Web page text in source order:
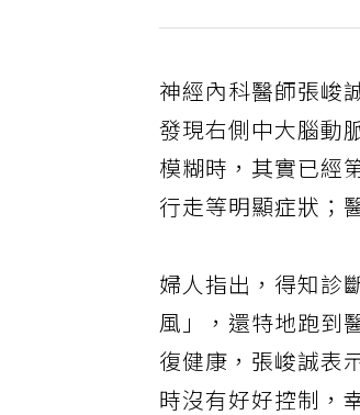
神經內科醫師張峻
發現右側中大腦動
模糊時，其實已經
行走等明顯症狀；
婦人指出，得知診
風」，還特地跑到
復健康，張峻誠表